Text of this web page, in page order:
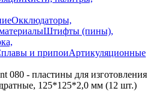
Окклюдаторы,
Штифты (пины),
и припоиАртикуляционные
080 - пластины для изготовления
125*125*2,0 мм (12 шт.)